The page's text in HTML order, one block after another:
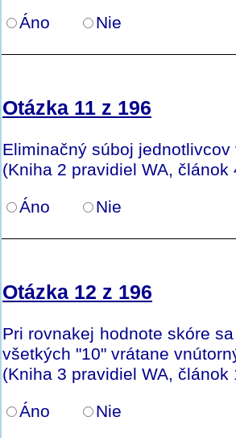
Áno
Nie
Otázka 11 z 196
Eliminačný súboj
(Kniha 2 pravidiel WA, článok
Áno
Nie
Otázka 12 z 196
Pri rovnakej hodnote skóre
všetkých "10" vrátane
(Kniha 3 pravidiel WA, článok
Áno
Nie